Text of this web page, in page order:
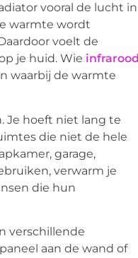
vooral de lucht in
warmte wordt
voelt de
je huid. Wie infrarood
waarbij de warmte
Je hoeft niet lang te
die niet de hele
garage,
verwarm je
die hun
verschillende
aan de wand of